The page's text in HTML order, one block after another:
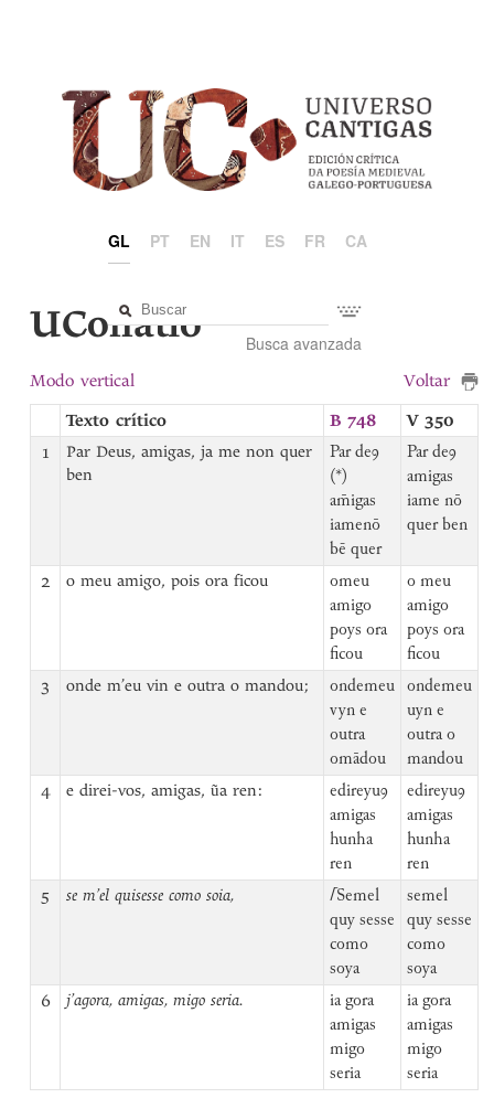
GL PT EN IT ES FR CA
Busca avanzada
UCollatio
Modo vertical
Voltar
Texto crítico
B 748
V 350
1
Par Deus, amigas, ja me non quer
ben
Par deꝯ
(*)
am̄igas
iamenō
bē quer
Par deꝯ
amigas
iame nō
quer ben
2 o meu amigo, pois ora ficou
omeu
amigo
poys ora
ficou
o meu
amigo
poys ora
ficou
3 onde m’eu vin e outra o mandou;
ondemeu
vyn e
outra
omādou
ondemeu
uyn e
outra o
mandou
4 e direi-vos, amigas, ũa ren:
edireyuꝯ
amigas
hunha
ren
edireyuꝯ
amigas
hunha
ren
5 se m’el quisesse como soia, ⌈Semel
quy sesse
como
soya
semel
quy sesse
como
soya
6 j’agora, amigas, migo seria.
ia gora
amigas
migo
seria
ia gora
amigas
migo
seria